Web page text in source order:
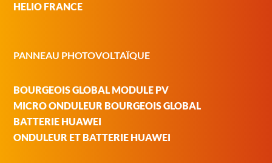
HELIO FRANCE
PANNEAU PHOTOVOLTAÏQUE
BOURGEOIS GLOBAL MODULE PV
MICRO ONDULEUR BOURGEOIS GLOBAL
BATTERIE HUAWEI
ONDULEUR ET BATTERIE HUAWEI